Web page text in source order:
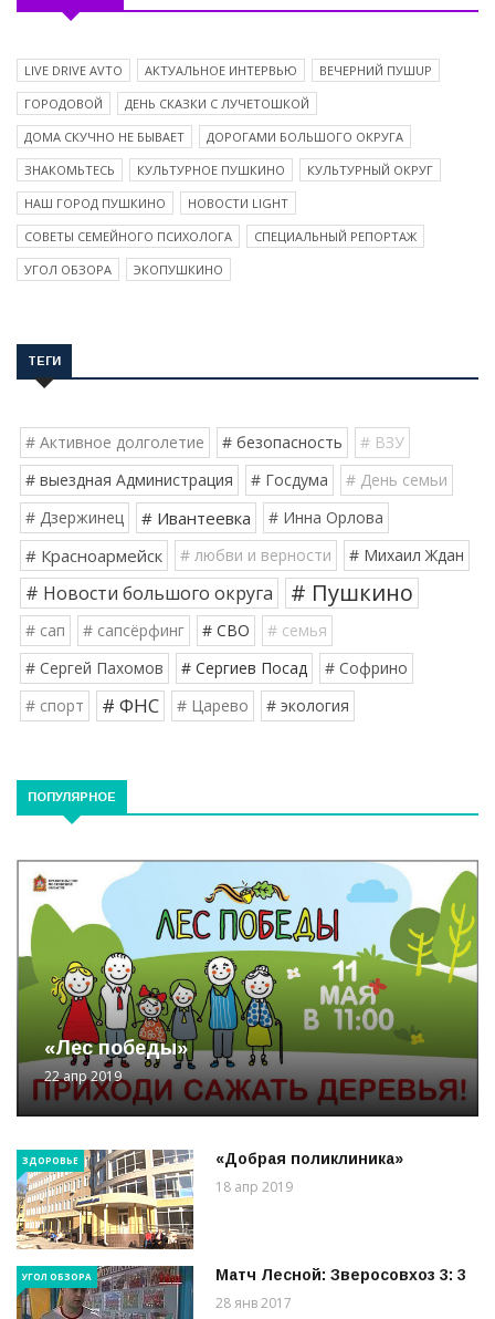
LIVE DRIVE AVTO АКТУАЛЬНОЕ ИНТЕРВЬЮ
ВЕЧЕРНИЙ ПУШUP
ГОРОДОВОЙ
ДЕНЬ СКАЗКИ С ЛУЧЕТОШКОЙ
ДОМА СКУЧНО НЕ БЫВАЕТ
ДОРОГАМИ БОЛЬШОГО ОКРУГА
ЗНАКОМЬТЕСЬ
КУЛЬТУРНОЕ ПУШКИНО
КУЛЬТУРНЫЙ ОКРУГ
НАШ ГОРОД ПУШКИНО
НОВОСТИ LIGHT
СОВЕТЫ СЕМЕЙНОГО ПСИХОЛОГА
СПЕЦИАЛЬНЫЙ РЕПОРТАЖ
УГОЛ ОБЗОРА
ЭКОПУШКИНО
ТЕГИ
# Активное долголетие # безопасность
# ВЗУ
# выездная Администрация
# Госдума
# День семьи
# Дзержинец
# Ивантеевка # Инна Орлова
# Красноармейск # любви и верности # Михаил Ждан
# Новости большого округа # Пушкино
# сап # сапсёрфинг # СВО
# семья
# Сергей Пахомов
# Сергиев Посад
# Софрино
# спорт
# ФНС # Царево # экология
ПОПУЛЯРНОЕ
«Лес победы»
22 апр 2019
ЗДОРОВЬЕ «Добрая поликлиника»
18 апр 2019
УГОЛ ОБЗОРА Матч Лесной: Зверосовхоз 3: 3
28 янв 2017